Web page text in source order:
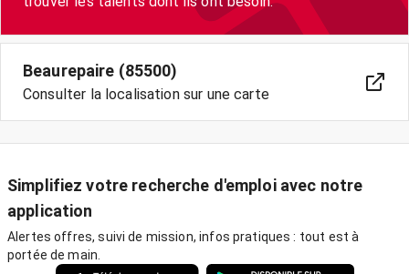
Beaurepaire (85500)
Consulter la localisation sur une carte
Simplifiez votre recherche d'emploi avec notre
application
Alertes offres, suivi de mission, infos pratiques : tout est à
portée de main.